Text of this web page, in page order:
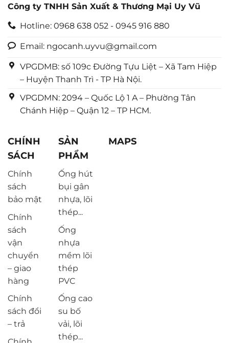
Công ty TNHH Sản Xuất & Thương Mại Uy Vũ
Hotline: 0968 638 052 - 0945 916 880
Email: ngocanh.uyvu@gmail.com
VPGDMB: số 109c Đường Tựu Liệt – Xã Tam Hiệp
– Huyện Thanh Trì - TP Hà Nội.
VPGDMN: 2094 – Quốc Lộ 1 A – Phường Tân
Chánh Hiệp – Quận 12 – TP HCM.
CHÍNH
SÁCH
Chính
sách
bảo mật
Chính
sách
vận
chuyển
– giao
hàng
Chính
sách đổi
– trả
SẢN
PHẨM
Ống hút
bụi gân
nhựa, lõi
thép...
Ống
nhựa
mềm lõi
thép
PVC
Ống cao
su bố
vải, lõi
thép...
MAPS